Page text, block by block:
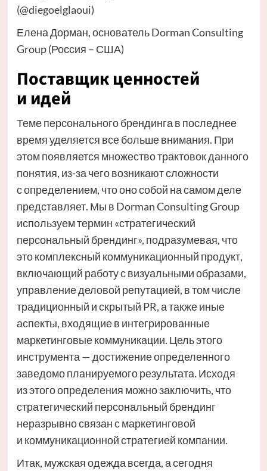
(@diegoelglaoui)
Елена Дорман, основатель Dorman Consulting
Group (Россия – США)
Поставщик ценностей
и идей
Теме персонального брендинга в последнее
время уделяется все больше внимания. При
этом появляется множество трактовок данного
понятия, из-за чего возникают сложности
с определением, что оно собой на самом деле
представляет. Мы в Dorman Consulting Group
используем термин «стратегический
персональный брендинг», подразумевая, что
это комплексный коммуникационный продукт,
включающий работу с визуальными образами,
управление деловой репутацией, в том числе
традиционный и скрытый PR, а также иные
аспекты, входящие в интегрированные
маркетинговые коммуникации. Цель этого
инструмента — достижение определенного
заведомо планируемого результата. Исходя
из этого определения можно заключить, что
стратегический персональный брендинг
неразрывно связан с маркетинговой
и коммуникационной стратегией компании.
Итак, мужская одежда всегда, а сегодня